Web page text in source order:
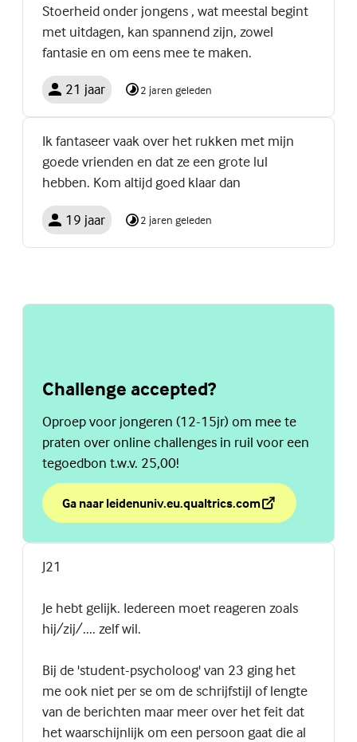
Stoerheid onder jongens , wat meestal begint
met uitdagen, kan spannend zijn, zowel
fantasie en om eens mee te maken.
21 jaar 2 jaren geleden
Ik fantaseer vaak over het rukken met mijn
goede vrienden en dat ze een grote lul
hebben. Kom altijd goed klaar dan
19 jaar 2 jaren geleden
Challenge accepted?
Oproep voor jongeren (12-15jr) om mee te
praten over online challenges in ruil voor een
tegoedbon t.w.v. 25,00!
Ga naar leidenuniv.eu.qualtrics.com
over Challenge accepted?
(Externe link)
J21
Je hebt gelijk. Iedereen moet reageren zoals
hij/zij/.... zelf wil.
Bij de 'student-psycholoog' van 23 ging het
me ook niet per se om de schrijfstijl of lengte
van de berichten maar meer over het feit dat
het waarschijnlijk om een persoon gaat die al